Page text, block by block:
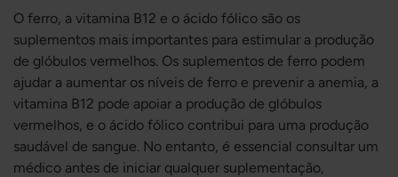
O ferro, a vitamina B12 e o ácido fólico são os
suplementos mais importantes para estimular a produção
de glóbulos vermelhos. Os suplementos de ferro podem
ajudar a aumentar os níveis de ferro e prevenir a anemia, a
vitamina B12 pode apoiar a produção de glóbulos
vermelhos, e o ácido fólico contribui para uma produção
saudável de sangue. No entanto, é essencial consultar um
médico antes de iniciar qualquer suplementação,